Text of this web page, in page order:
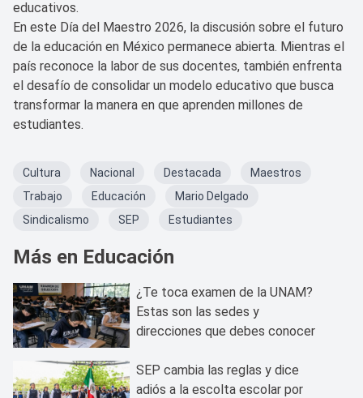
educativos.
En este Día del Maestro 2026, la discusión sobre el futuro
de la educación en México permanece abierta. Mientras el
país reconoce la labor de sus docentes, también enfrenta
el desafío de consolidar un modelo educativo que busca
transformar la manera en que aprenden millones de
estudiantes.
Cultura Nacional Destacada
Maestros
Trabajo
Educación
Mario Delgado
Sindicalismo
SEP Estudiantes
Más en Educación
¿Te toca examen de la UNAM?
Estas son las sedes y
direcciones que debes conocer
SEP cambia las reglas y dice
adiós a la escolta escolar por